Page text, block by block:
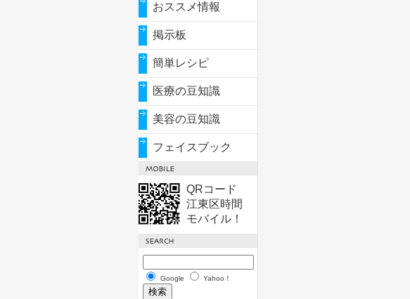
おススメ情報
掲示板
簡単レシピ
医療の豆知識
美容の豆知識
フェイスブック
QRコード
江東区時間
モバイル！
Google Yahoo！